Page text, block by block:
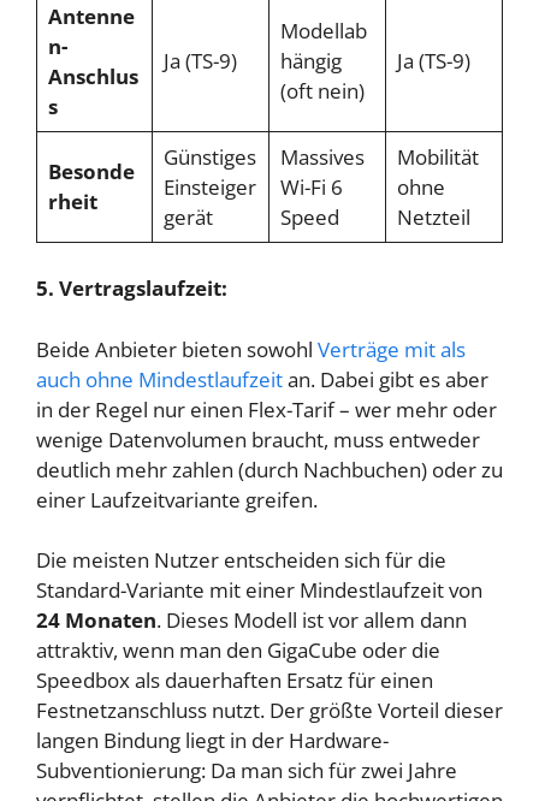
Antenne
n-
Anschlus
s
Ja (TS-9)
Modellab
hängig
(oft nein)
Ja (TS-9)
Besonde
rheit
Günstiges
Einsteiger
gerät
Massives
Wi-Fi 6
Speed
Mobilität
ohne
Netzteil
5. Vertragslaufzeit:
Beide Anbieter bieten sowohl Verträge mit als
auch ohne Mindestlaufzeitan. Dabei gibt es aber
in der Regel nur einen Flex-Tarif – wer mehr oder
wenige Datenvolumen braucht, muss entweder
deutlich mehr zahlen (durch Nachbuchen) oder zu
einer Laufzeitvariante greifen.
Die meisten Nutzer entscheiden sich für die
Standard-Variante mit einer Mindestlaufzeit von
24 Monaten. Dieses Modell ist vor allem dann
attraktiv, wenn man den GigaCube oder die
Speedbox als dauerhaften Ersatz für einen
Festnetzanschluss nutzt. Der größte Vorteil dieser
langen Bindung liegt in der Hardware-
Subventionierung: Da man sich für zwei Jahre